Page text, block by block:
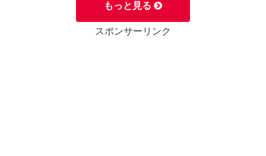
もっと見る
スポンサーリンク